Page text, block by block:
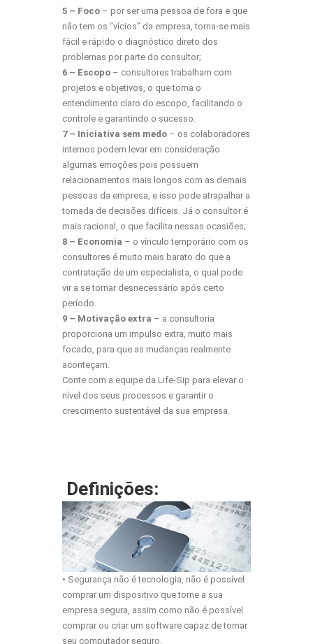
5 – Foco – por ser uma pessoa de fora e que
não tem os “vícios” da empresa, torna-se mais
fácil e rápido o diagnóstico direto dos
problemas por parte do consultor;
6 – Escopo – consultores trabalham com
projetos e objetivos, o que torna o
entendimento claro do escopo, facilitando o
controle e garantindo o sucesso.
7 – Iniciativa sem medo – os colaboradores
internos podem levar em consideração
algumas emoções pois possuem
relacionamentos mais longos com as demais
pessoas da empresa, e isso pode atrapalhar a
tomada de decisões difíceis. Já o consultor é
mais racional, o que facilita nessas ocasiões;
8 – Economia – o vínculo temporário com os
consultores é muito mais barato do que a
contratação de um especialista, o qual pode
vir a se tornar desnecessário após certo
período.
9 – Motivação extra – a consultoria
proporciona um impulso extra, muito mais
focado, para que as mudanças realmente
aconteçam.
Conte com a equipe da Life-Sip para elevar o
nível dos seus processos e garantir o
crescimento sustentável da sua empresa.
Definições:
• Segurança não é tecnologia, não é possível
comprar um dispositivo que torne a sua
empresa segura, assim como não é possível
comprar ou criar um software capaz de tornar
seu computador seguro.